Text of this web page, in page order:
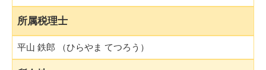
所属税理士
平山 鉄郎 （ひらやま てつろう）